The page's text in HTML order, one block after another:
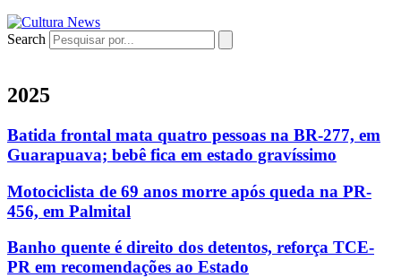
Search
2025
Batida frontal mata quatro pessoas na BR-277, em
Guarapuava; bebê fica em estado gravíssimo
Motociclista de 69 anos morre após queda na PR-
456, em Palmital
Banho quente é direito dos detentos, reforça TCE-
PR em recomendações ao Estado